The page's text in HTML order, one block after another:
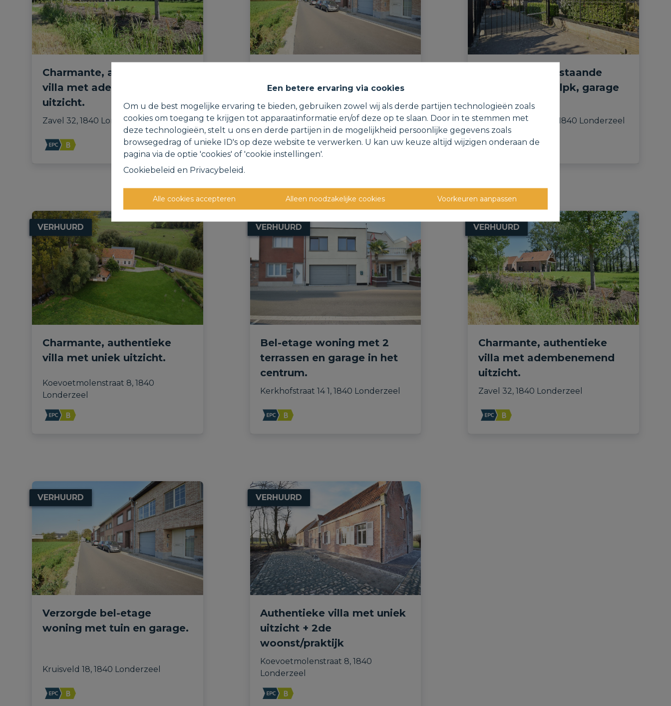
Een betere ervaring via cookies
Om u de best mogelijke ervaring te bieden, gebruiken zowel wij als derde partijen technologieën zoals
cookies om toegang te krijgen tot apparaatinformatie en/of deze op te slaan. Door in te stemmen met
deze technologieën, stelt u ons en derde partijen in de mogelijkheid persoonlijke gegevens zoals
browsegedrag of unieke ID's op deze website te verwerken. U kan uw keuze altijd wijzigen onderaan de
pagina via de optie 'cookies' of 'cookie instellingen'.
Cookiebeleid en Privacybeleid.
Alle cookies accepteren Alleen noodzakelijke cookies Voorkeuren aanpassen
Charmante, authentieke
villa met adembenemend
uitzicht.
Zavel 32, 1840 Londerzeel
woning met tuin & garage in
een doodlopende straat.
Kruisveld 18, 1840 Londerzeel
Charmante, vrijstaande
woning met 3 slpk, garage
& tuin.
Bergkapelstraat 74, 1840 Londerzeel
VERHUURD
Charmante, authentieke
villa met uniek uitzicht.
Koevoetmolenstraat 8, 1840
Londerzeel
VERHUURD
Bel-etage woning met 2
terrassen en garage in het
centrum.
Kerkhofstraat 14 1, 1840 Londerzeel
VERHUURD
Charmante, authentieke
villa met adembenemend
uitzicht.
Zavel 32, 1840 Londerzeel
VERHUURD
Verzorgde bel-etage
woning met tuin en garage.
Kruisveld 18, 1840 Londerzeel
VERHUURD
Authentieke villa met uniek
uitzicht + 2de
woonst/praktijk
Koevoetmolenstraat 8, 1840
Londerzeel